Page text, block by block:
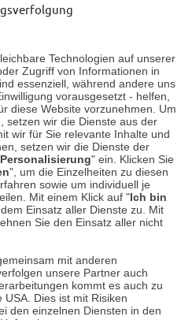
Technologien auf unserer
Zugriff von Informationen in
essenziell, während andere uns
vorausgesetzt - helfen,
diese Website vorzunehmen. Um
setzen wir die Dienste aus der
wir für Sie relevante Inhalte und
setzen wir die Dienste der
Personalisierung" ein. Klicken Sie
", um die Einzelheiten zu diesen
sowie um individuell je
Mit einem Klick auf "Ich bin
Einsatz aller Dienste zu. Mit
Sie den Einsatz aller nicht
mit anderen
unsere Partner auch
kommt es auch zu
Dies ist mit Risiken
den einzelnen Diensten in den
in Meckenheim
Steinbüchel 6
9:00 Uhr bis 18:00 Uhr
Information
uns im Netz